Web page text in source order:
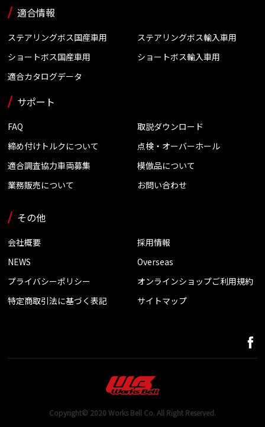
適合情報
ステアリングボス国産車用
ステアリングボス輸入車用
ショートボス国産車用
ショートボス輸入車用
適合カタログデータ
サポート
FAQ
取説ダウンロード
締め付けトルクについて
点検・オーバーホール
適合調査協力車両募集
模倣品について
業務販売について
お問い合わせ
その他
会社概要
採用情報
NEWS
Overseas
プライバシーポリシー
オンラインショップご利用規約
特定商取引法に基づく表記
サイトマップ
Copyright© 2020 Works Bell Co. All Right Reserved.